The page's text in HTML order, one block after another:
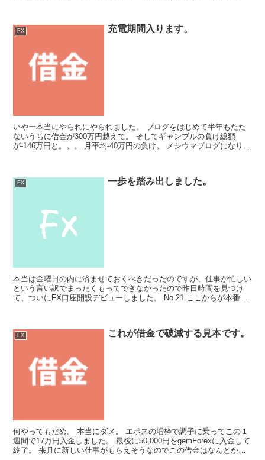
FX 充電期間入ります。
いやー本当にやられにやられました。 ブログをはじめて半年もたた
ないうちに借金が300万円越えて。 そしてギャンブルの負け総額
が-146万円と。。。 月平均-40万円の負け。 メシウマブログになりま
FX 一歩を踏み出しました。
本当は金曜日の内に済ませておくべきだったのですが、仕事が忙しい
という言い訳でまったくもってできなかったので昨日時間を見つけ
て、ついにFX口座開設デビューしました。 No.21 ここからが本番。
FX これが借金で破滅する見本です。
何やってもだめ。 本当にダメ。 エポスの増枠で調子に乗ってこの１
週間で17万円入金しました。 最後に50,000円をgemForexに入金して
終了。 来月に新しい仕事がもらえそうなのでこの借金はなんとかな